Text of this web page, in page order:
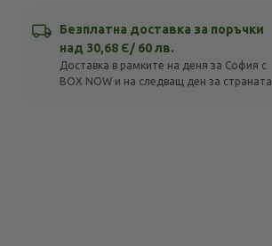
Безплатна доставка за поръчки
над 30,68 Є/ 60 лв.
Доставка в рамките на деня за София с
BOX NOW и на следващ ден за страната